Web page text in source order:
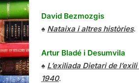
David Bezmozgis
♠ Nataixa i altres històries.
Artur Bladé i Desumvila
♠ L’exiliada Dietari de
1940.